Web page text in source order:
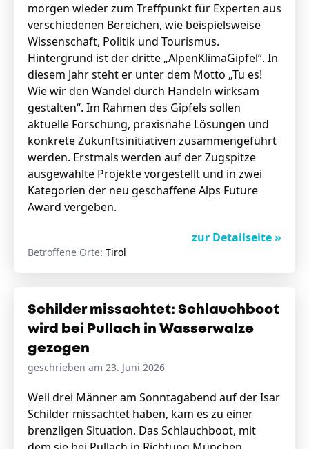
morgen wieder zum Treffpunkt für Experten aus
verschiedenen Bereichen, wie beispielsweise
Wissenschaft, Politik und Tourismus.
Hintergrund ist der dritte „AlpenKlimaGipfel“. In
diesem Jahr steht er unter dem Motto „Tu es!
Wie wir den Wandel durch Handeln wirksam
gestalten“. Im Rahmen des Gipfels sollen
aktuelle Forschung, praxisnahe Lösungen und
konkrete Zukunftsinitiativen zusammengeführt
werden. Erstmals werden auf der Zugspitze
ausgewählte Projekte vorgestellt und in zwei
Kategorien der neu geschaffene Alps Future
Award vergeben.
zur Detailseite »
Betroffene Orte: Tirol
Schilder missachtet: Schlauchboot
wird bei Pullach in Wasserwalze
gezogen
geschrieben am 23. Juni 2026
Weil drei Männer am Sonntagabend auf der Isar
Schilder missachtet haben, kam es zu einer
brenzligen Situation. Das Schlauchboot, mit